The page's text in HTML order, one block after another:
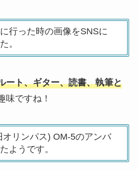
行った時の画像をSNSに
。
ート、ギター、読書、執筆と
味ですね！
オリンパス) OM-5のアンバ
ようです。